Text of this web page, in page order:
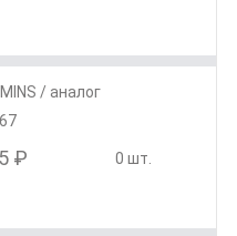
/ аналог
₽ 0 шт.